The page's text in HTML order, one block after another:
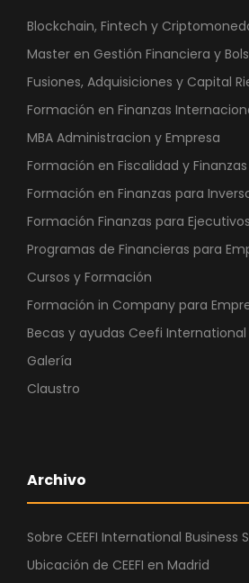
Blockchain, Fintech y
Master en Gestión Financiera y
Fusiones, Adquisiciones y Capital
Formación en Finanzas
MBA Administracion y Empresa
Formación en Fiscalidad y Finanzas
Formación en Finanzas para
Formación Finanzas para Ejecutivos
Programas de Financieras para
Cursos y Formación
Formación in Company para
Becas y ayudas Ceefi International
Galería
Claustro
Archivo
Sobre CEEFI International Business
Ubicación de CEEFI en Madrid